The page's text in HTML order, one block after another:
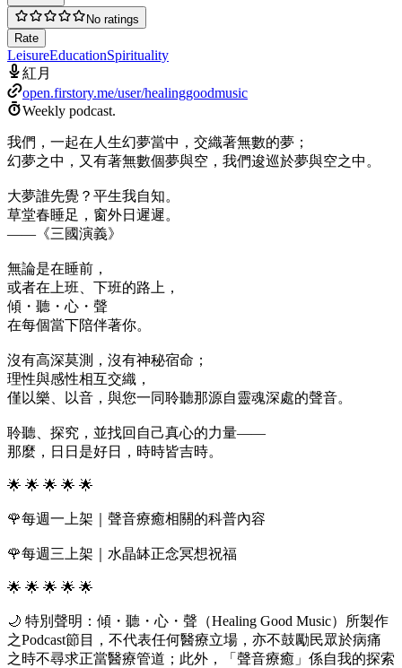
No ratings
Rate
LeisureEducationSpirituality
紅月
open.firstory.me/user/healinggoodmusic
Weekly podcast.
我們，一起在人生幻夢當中，交織著無數的夢；
幻夢之中，又有著無數個夢與空，我們逡巡於夢與空之中。
大夢誰先覺？平生我自知。
草堂春睡足，窗外日遲遲。
——《三國演義》
無論是在睡前，
或者在上班、下班的路上，
傾・聽・心・聲
在每個當下陪伴著你。
沒有高深莫測，沒有神秘宿命；
理性與感性相互交織，
僅以樂、以音，與您一同聆聽那源自靈魂深處的聲音。
聆聽、探究，並找回自己真心的力量——
那麼，日日是好日，時時皆吉時。
🌟 🌟 🌟 🌟 🌟
🌹每週一上架｜聲音療癒相關的科普內容
🌹每週三上架｜水晶缽正念冥想祝福
🌟 🌟 🌟 🌟 🌟
🌙 特別聲明：傾・聽・心・聲（Healing Good Music）所製作
之Podcast節目，不代表任何醫療立場，亦不鼓勵民眾於病痛
之時不尋求正當醫療管道；此外，「聲音療癒」係自我的探索